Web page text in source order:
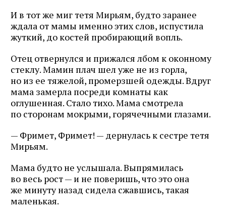
И в тот же миг тетя Мирьям, будто заранее
ждала от мамы именно этих слов, испустила
жуткий, до костей пробирающий вопль.
Отец отвернулся и прижался лбом к оконному
стеклу. Мамин плач шел уже не из горла,
но из ее тяжелой, промерзшей одежды. Вдруг
мама замерла посреди комнаты как
оглушенная. Стало тихо. Мама смотрела
по сторонам мокрыми, горячечными глазами.
— Фримет, Фримет! — дернулась к сестре тетя
Мирьям.
Мама будто не услышала. Выпрямилась
во весь рост — и не поверишь, что это она
же минуту назад сидела сжавшись, такая
маленькая.